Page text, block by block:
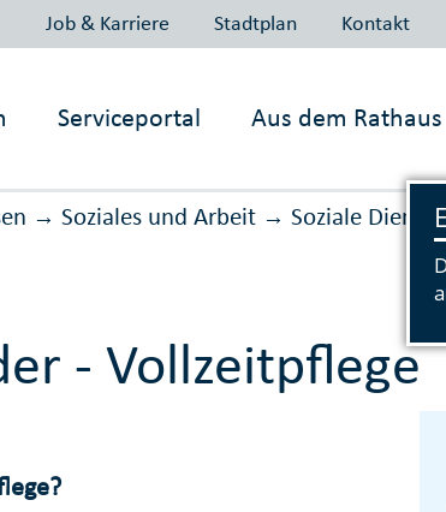
Job & Karriere Stadtplan Kontakt
Serviceportal Aus dem Rathaus
→ Soziales und Arbeit → Soziale Dienste
- Vollzeitpflege